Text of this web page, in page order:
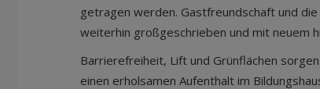
getragen werden. Gastfreundschaft und
weiterhin großgeschrieben und mit neuem
Barrierefreiheit, Lift und Grünflächen
einen erholsamen Aufenthalt im